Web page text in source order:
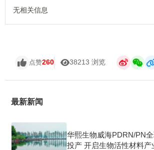
无相关信息
点赞260 38213 浏览
最新新闻
华熙生物威海PDRN/PN
投产 开启生物活性材料产